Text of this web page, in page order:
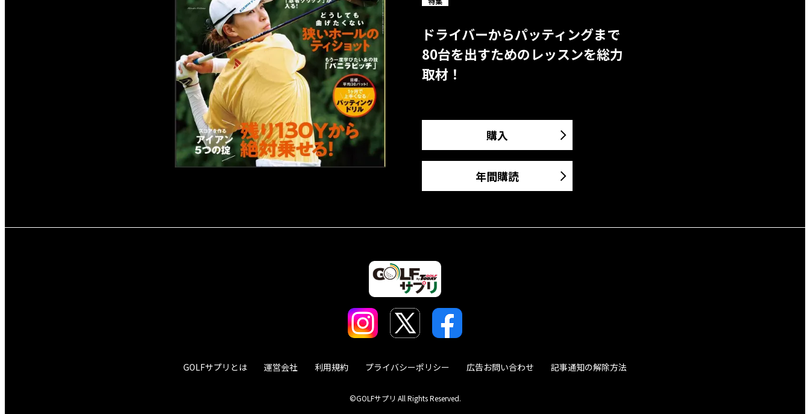
ドライバーからパッティングまで
80台を出すためのレッスンを総力
取材！
購入
年間購読
GOLFサプリとは 運営会社 利用規約 プライバシーポリシー 広告お問い合わせ 記事通知の解除方法
©GOLFサプリ All Rights Reserved.